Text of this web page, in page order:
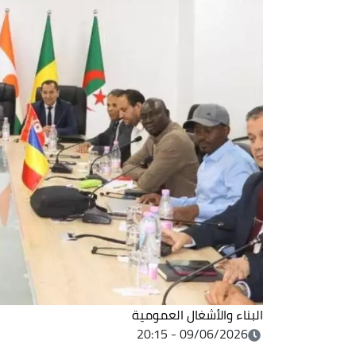
البناء والأشغال العمومية
09/06/2026 - 20:15